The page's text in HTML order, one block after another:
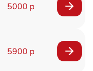
5000 р
5900 р